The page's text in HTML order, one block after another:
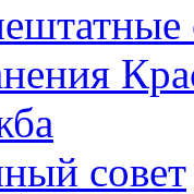
совет